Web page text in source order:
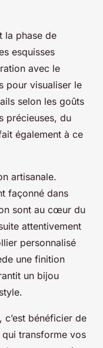
la phase de
esquisses
avec le
pour visualiser le
selon les goûts
précieuses, du
également à ce
artisanale.
façonné dans
sont au cœur du
attentivement
personnalisé
une finition
un bijou
bénéficier de
qui transforme vos